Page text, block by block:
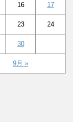
9月 »
16 17
23 24
30